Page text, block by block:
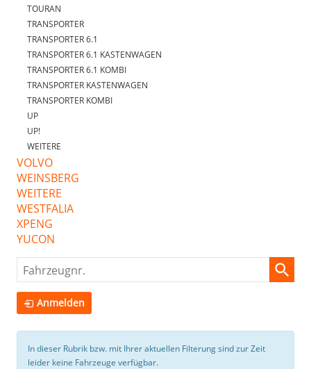
In dieser Rubrik bzw. mit Ihrer aktuellen Filterung sind zur Zeit
leider keine Fahrzeuge verfügbar.
TOURAN
TRANSPORTER
TRANSPORTER 6.1
TRANSPORTER 6.1 KASTENWAGEN
TRANSPORTER 6.1 KOMBI
TRANSPORTER KASTENWAGEN
TRANSPORTER KOMBI
UP
UP!
WEITERE
VOLVO
WEINSBERG
WEITERE
WESTFALIA
XPENG
YUCON
Fahrzeugnr.
Anmelden